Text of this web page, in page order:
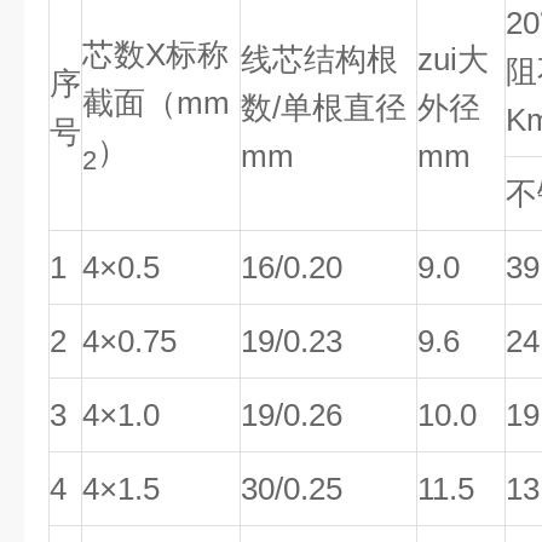
序
号
芯数X标称
截面（mm
2 ）
线芯结构根
数/单根直径
mm
zui大
外径
mm
1 4×0.5 16/0.20 9.0
2 4×0.75 19/0.23 9.6
3 4×1.0 19/0.26 10.0
4 4×1.5 30/0.25 11.5